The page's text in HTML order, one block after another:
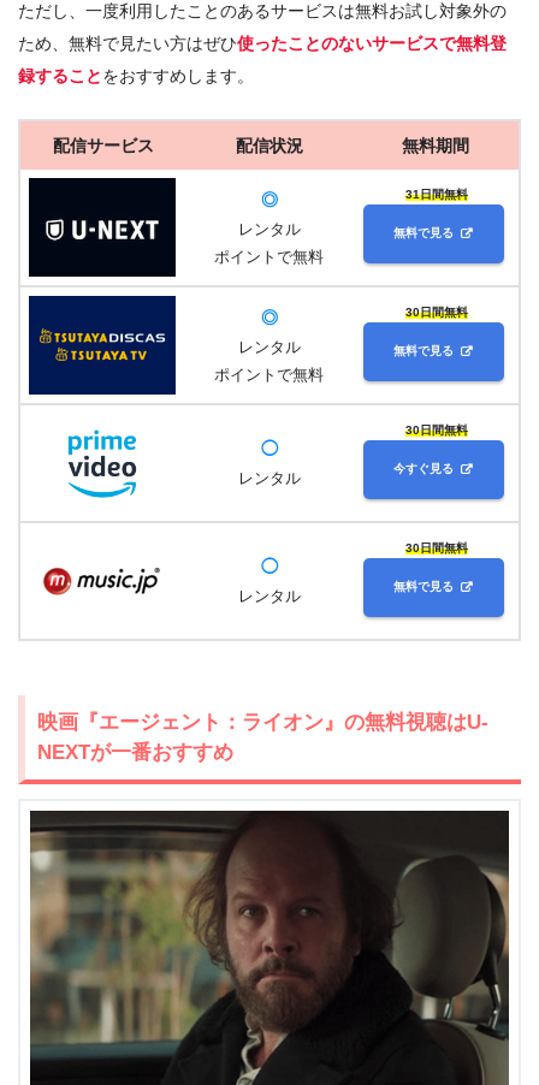
ただし、一度利用したことのあるサービスは無料お試し対象外の
ため、無料で見たい方はぜひ使ったことのないサービスで無料登
録することをおすすめします。
配信サービス 配信状況 無料期間
◎
レンタル
ポイントで無料
31日間無料
無料で見る
◎
レンタル
ポイントで無料
30日間無料
無料で見る
◯
レンタル
30日間無料
今すぐ見る
◯
レンタル
30日間無料
無料で見る
映画『エージェント：ライオン』の無料視聴はU-
NEXTが一番おすすめ